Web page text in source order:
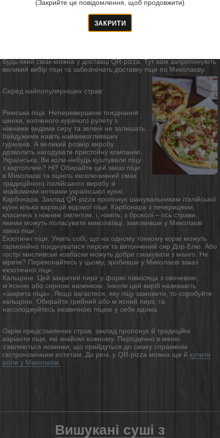
(Закрийте це повідомлення, щоб продовжити)
Традиційна італійська піца, як свідчать старовинні рецепти,
складалася фактично з тих продуктів, що залишилися після
приготування обіду. Шматочки помідорів, кілька маслин, невелика
кількість м’яса і багато-багато сиру розкладалися на тонкому шарі
будь-який смак можна у доставці QR-pizza. Тут вам запропонують
великий вибір піци та забезпечать доставку піци по Миколаєву.
Серед найпопулярніших страв:
Римська піца. Неперевершене поєднання
шинки, копченого курячого рулету з
ніжними видами сиру та зелені не залишать
байдужими навіть найвимогливіших
гурманів. А великий розмір виробу
дозволить нагодувати пристойну компанію.
Українська. Ви коли-небудь куштували піцу
з картоплею? Ні? Обирайте цей заказ піци
в Миколаєві та оцініть ексклюзивний смак
традиційного італійського виробу зі
знайомими нотками української кухні.
Карбонара. Заклад QR-pizza пропонує шанувальникам італійської
кухні кілька варіацій відомої піци. Карбонара з печерицями,
класична з ніжним омлетом, і, навіть, з броколі – ось страви,
якими можуть поласувати миколаївці, замовивши у Миколаєві
заказ піци
Екзотичні піци. Уявіть собі, що на одному тонкому коржі можуть
гармонійно поєднуватися персик та витончений сир Дор-Блю. Або
гострі мисливські ковбаски можуть добре смакувати з манго. Не
вірите? Переконайтесь у цьому, зробивши у Миколаєві заказ
екзотичної піци.
Кальцоне. Цей закритий пиріг у формі півмісяца з овочевою,
м’ясною або сирною начинкою. Інколи цей виріб називають
«закрита піца». Якщо вагаєтеся, яку піцу замовити , то спробуйте
кальцоне. Обирайте грибний або м’ясний пиріг, та
насолоджуйтесь незвичною піцею у себе вдома.
Окрім представлених страв, заклад пропонує й традиційні
варіанти піци, які знайомі кожному. Періодично в меню
з’являються новинки, що прийдуться до смаку справжнім
гастрономічним естетам. До речі, у QR-pizza можна ще й купити
роли у Миколаєві.
Вишукані суші з